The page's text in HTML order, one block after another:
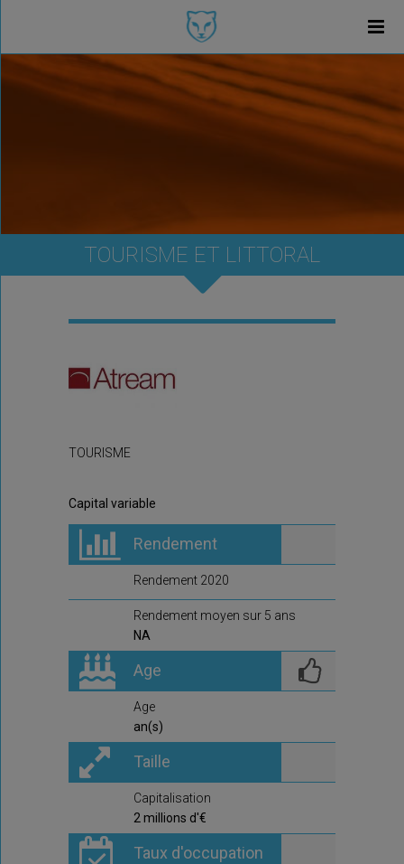
TOURISME ET LITTORAL
TOURISME
Capital variable
Rendement
Rendement 2020
Rendement moyen sur 5 ans
NA
Age
Age
an(s)
Taille
Capitalisation
2 millions d'€
Taux d'occupation